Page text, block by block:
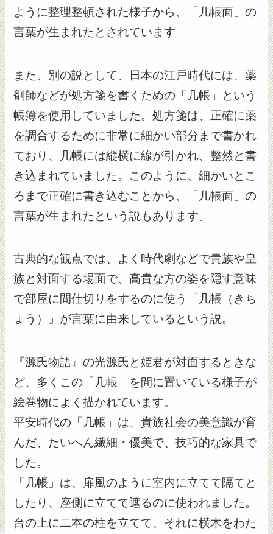
ように整理整頓された様子から、「几帳面」の
言葉が生まれたとされています。
また、別の説として、日本の江戸時代には、薬
剤師などが処方箋を書くための「几帳」という
帳簿を使用していました。処方箋は、正確に薬
を調合するために非常に細かい部分まで書かれ
ており、几帳には縦横に線が引かれ、整然と書
き込まれていました。このように、細かいとこ
ろまで正確に書き込むことから、「几帳面」の
言葉が生まれたという説もあります。
古典的な観点では、よく時代劇などで貴族や皇
族と対面する場面で、高貴な方の姿を隠す意味
で部屋に間仕切りをするのに使う「几帳（きち
ょう）」が言葉に由来しているという説。
『源氏物語』の光源氏と姫君が対面するときな
ど、多くこの「几帳」を間に置いている様子が
絵巻物によく描かれています。
平安時代の「几帳」は、貴族社会の美意識が育
んだ、たいへん繊細・優美で、技巧的な家具で
した。
「几帳」は、扉風のように室内に立てて隔てと
したり、座側に立てて遮るのに使われました。
台の上に二本の柱を立てて、それに横木をわた